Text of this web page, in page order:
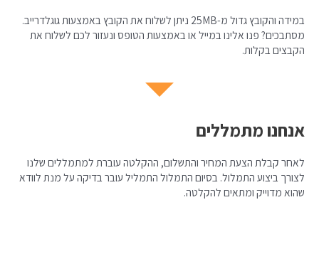
במידה והקובץ גדול מ-25MB ניתן לשלוח את הקובץ באמצעות גוגלדרייב.
מסתבכים? פנו אלינו במייל או באמצעות הטופס ונעזור לכם לשלוח את
הקבצים בקלות.
אנחנו מתמללים
לאחר קבלת הצעת המחיר והתשלום, ההקלטה עוברת למתמללים שלנו
לצורך ביצוע התמלול. בסיום התמלול התמליל עובר בדיקה על מנת לוודא
שהוא מדוייק ומתאים להקלטה.